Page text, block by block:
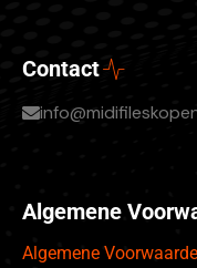
Contact
Algemene
Algemene